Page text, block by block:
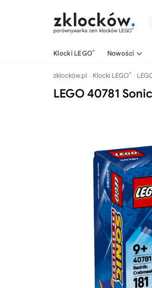
porównywarka cen klocków LEGO®
Klocki LEGO® Nowości
zklocków.pl Klocki LEGO®
LEGO 40781